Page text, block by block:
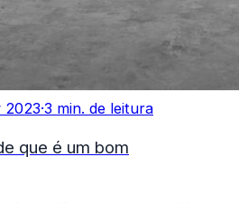
2023·3 min. de leitura
que é um bom